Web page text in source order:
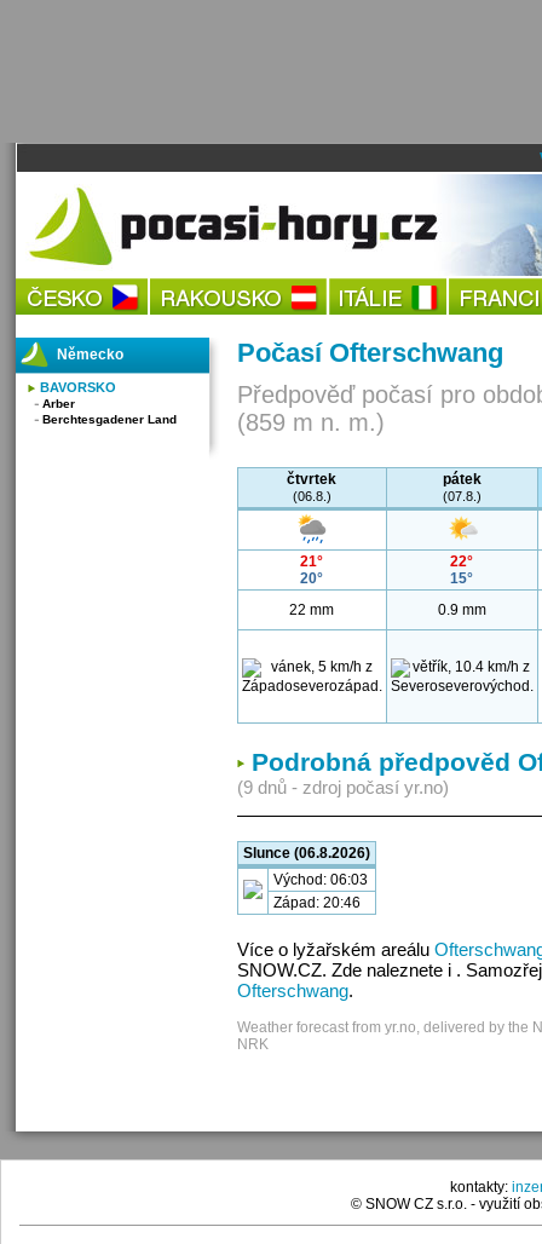
Počasí Ofterschwang
Předpověď počasí pro
(859 m n. m.)
čtvrtek
(06.8.)
pátek
(07.8.)
21°
20°
22°
15°
22 mm
0.9 mm
Podrobná předpověd
(9 dnů - zdroj počasí yr.no)
Slunce (06.8.2026)
Východ: 06:03
Západ: 20:46
Více o lyžařském areálu
SNOW.CZ. Zde naleznete i .
Ofterschwang.
Weather forecast from yr.no, delivered by the
NRK
Německo
BAVORSKO
Arber
Berchtesgadener Land
kontakty:
© SNOW CZ s.r.o. - využití